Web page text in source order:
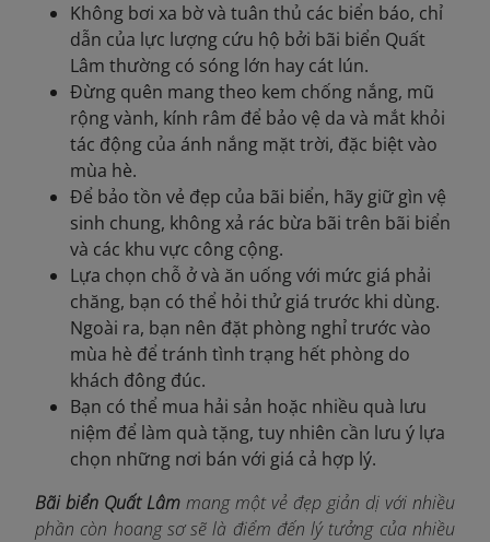
Không bơi xa bờ và tuân thủ các biển báo, chỉ
dẫn của lực lượng cứu hộ bởi bãi biển Quất
Lâm thường có sóng lớn hay cát lún.
Đừng quên mang theo kem chống nắng, mũ
rộng vành, kính râm để bảo vệ da và mắt khỏi
tác động của ánh nắng mặt trời, đặc biệt vào
mùa hè.
Để bảo tồn vẻ đẹp của bãi biển, hãy giữ gìn vệ
sinh chung, không xả rác bừa bãi trên bãi biển
và các khu vực công cộng.
Lựa chọn chỗ ở và ăn uống với mức giá phải
chăng, bạn có thể hỏi thử giá trước khi dùng.
Ngoài ra, bạn nên đặt phòng nghỉ trước vào
mùa hè để tránh tình trạng hết phòng do
khách đông đúc.
Bạn có thể mua hải sản hoặc nhiều quà lưu
niệm để làm quà tặng, tuy nhiên cần lưu ý lựa
chọn những nơi bán với giá cả hợp lý.
Bãi biển Quất Lâm mang một vẻ đẹp giản dị với nhiều
phần còn hoang sơ sẽ là điểm đến lý tưởng của nhiều